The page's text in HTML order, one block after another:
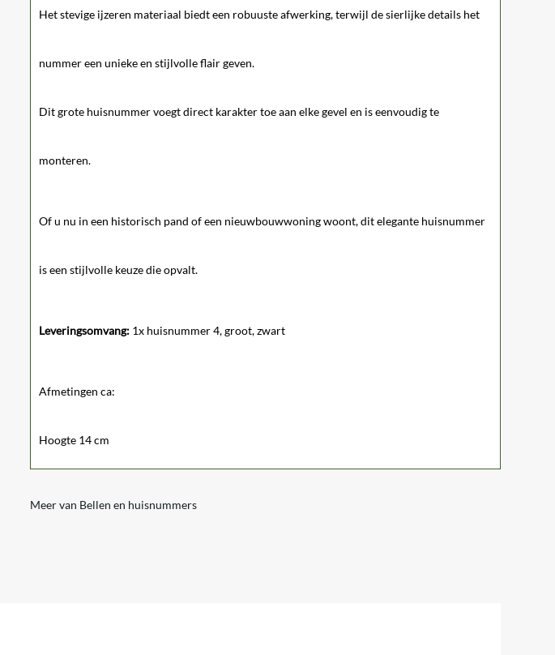
Het stevige ijzeren materiaal biedt een robuuste afwerking, terwijl de sierlijke details het
nummer een unieke en stijlvolle flair geven.
Dit grote huisnummer voegt direct karakter toe aan elke gevel en is eenvoudig te
monteren.
Of u nu in een historisch pand of een nieuwbouwwoning woont, dit elegante huisnummer
is een stijlvolle keuze die opvalt.
Leveringsomvang: 1x huisnummer 4, groot, zwart
Afmetingen ca:
Hoogte 14 cm
Meer van Bellen en huisnummers